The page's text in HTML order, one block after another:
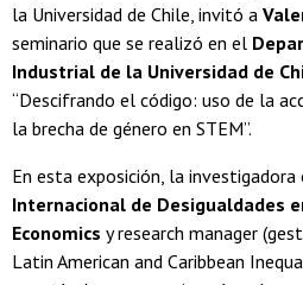
la Universidad de Chile, invitó a
seminario que se realizó en el
Industrial de la Universidad de
“Descifrando el código: uso de la
la brecha de género en STEM”.
En esta exposición, la investigadora
Internacional de Desigualdades
Economics y research manager
Latin American and Caribbean